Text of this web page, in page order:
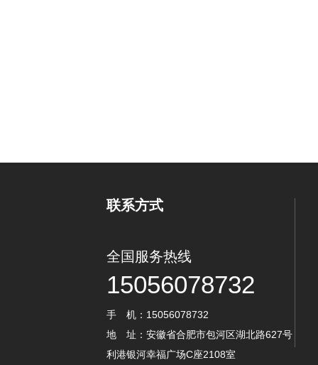
联系方式
全国服务热线
15056078732
手 机：15056078732
地 址：安徽省合肥市包河区湖北路627号
利港银河幸福广场C座2108室